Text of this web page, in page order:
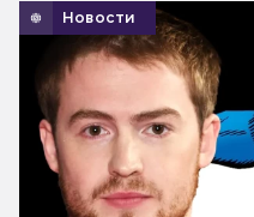
Новости